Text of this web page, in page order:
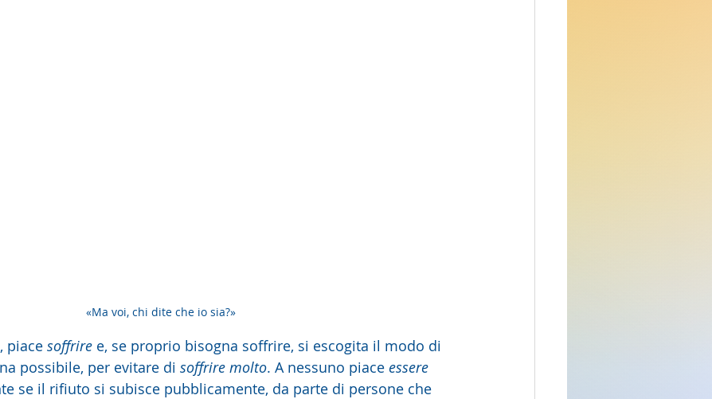
«Ma voi, chi dite che io sia?»
piace soffrire e, se proprio bisogna soffrire, si escogita il modo di
possibile, per evitare di soffrire molto. A nessuno piace essere
se il rifiuto si subisce pubblicamente, da parte di persone che